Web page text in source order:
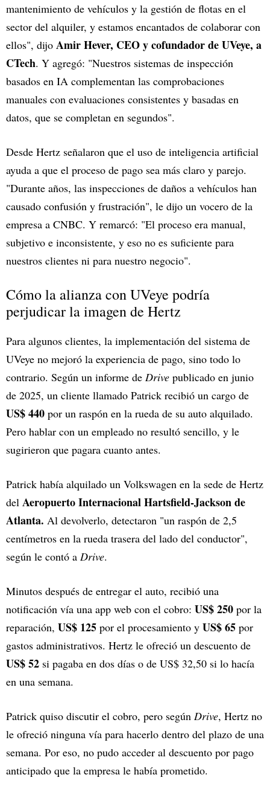
mantenimiento de vehículos y la gestión de flotas en el
sector del alquiler, y estamos encantados de colaborar con
ellos", dijo Amir Hever, CEO y cofundador de UVeye, a
CTech. Y agregó: "Nuestros sistemas de inspección
basados en IA complementan las comprobaciones
manuales con evaluaciones consistentes y basadas en
datos, que se completan en segundos".
Desde Hertz señalaron que el uso de inteligencia artificial
ayuda a que el proceso de pago sea más claro y parejo.
"Durante años, las inspecciones de daños a vehículos han
causado confusión y frustración", le dijo un vocero de la
empresa a CNBC. Y remarcó: "El proceso era manual,
subjetivo e inconsistente, y eso no es suficiente para
nuestros clientes ni para nuestro negocio".
Cómo la alianza con UVeye podría
perjudicar la imagen de Hertz
Para algunos clientes, la implementación del sistema de
UVeye no mejoró la experiencia de pago, sino todo lo
contrario. Según un informe de Drive publicado en junio
de 2025, un cliente llamado Patrick recibió un cargo de
US$ 440 por un raspón en la rueda de su auto alquilado.
Pero hablar con un empleado no resultó sencillo, y le
sugirieron que pagara cuanto antes.
Patrick había alquilado un Volkswagen en la sede de Hertz
del Aeropuerto Internacional Hartsfield-Jackson de
Atlanta. Al devolverlo, detectaron "un raspón de 2,5
centímetros en la rueda trasera del lado del conductor",
según le contó a Drive.
Minutos después de entregar el auto, recibió una
notificación vía una app web con el cobro: US$ 250 por la
reparación, US$ 125 por el procesamiento y US$ 65 por
gastos administrativos. Hertz le ofreció un descuento de
US$ 52 si pagaba en dos días o de US$ 32,50 si lo hacía
en una semana.
Patrick quiso discutir el cobro, pero según Drive, Hertz no
le ofreció ninguna vía para hacerlo dentro del plazo de una
semana. Por eso, no pudo acceder al descuento por pago
anticipado que la empresa le había prometido.